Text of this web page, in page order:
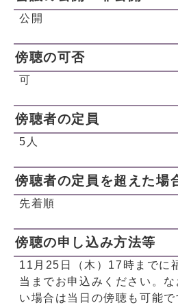
公開
傍聴の可否
可
傍聴者の定員
5人
傍聴者の定員を超えた場
先着順
傍聴の申し込み方法等
11月25日（木）17時までに
当までお申込みください。
い場合は当日の傍聴も可能で